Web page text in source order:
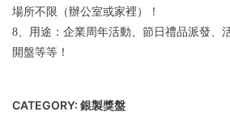
場所不限（辦公室或家裡）！
8、用途：企業周年活動、節日禮品派發、
開盤等等！
CATEGORY: 銀製獎盤